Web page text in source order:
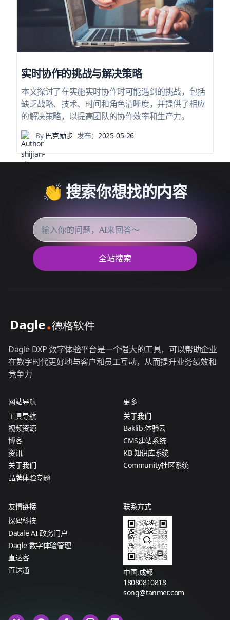
实时协作的挑战与解决策略
本文探讨了在实施实时协作时可能遇到的挑战，包括
缺乏战略、技术、时间和角色清晰度，并提供了相应
的解决策略，以提高团队的协作效率和生产力。
By巴克励步 发布：2025-05-26
👏 搜索你想找的内容
全站搜索
Dagle DXP 数字体验平台是一个强大的工具，可以帮助企业
在数字时代更好地与客户和员工互动，从而提升业务绩效和
竞争力
网站导航
工具导航
视频资源
博客
资讯
关于我们
品牌体验专题
更多
关于我们
Baklib.体验云
CMS建站系统
KB 知识库系统
Community社区系统
友情链接
探码科技
Datale AI 政务门户
Dagle 数字体验管理
直达客
直达通
联系方式
中国.成都
18080810818
song@tanmer.com